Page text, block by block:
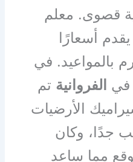
قصوى. معلم
أسعارًا
بالمواعيد. في
في الفروانية تم
الأرضيات
جدًا، وكان
مما ساعد